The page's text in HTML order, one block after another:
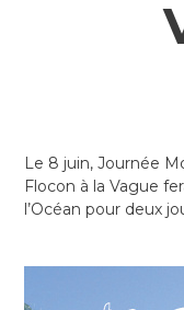
Le 8 juin, Journée
Flocon à la Vague
l’Océan pour deux